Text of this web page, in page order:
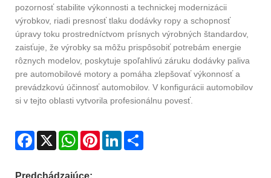
pozornosť stabilite výkonnosti a technickej modernizácii
výrobkov, riadi presnosť tlaku dodávky ropy a schopnosť
úpravy toku prostredníctvom prísnych výrobných štandardov,
zaisťuje, že výrobky sa môžu prispôsobiť potrebám energie
rôznych modelov, poskytuje spoľahlivú záruku dodávky paliva
pre automobilové motory a pomáha zlepšovať výkonnosť a
prevádzkovú účinnosť automobilov. V konfigurácii automobilov
si v tejto oblasti vytvorila profesionálnu povesť.
Facebook
X WhatsAppPinterestLinkedIn